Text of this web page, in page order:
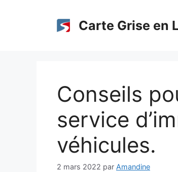
Carte Grise en
Conseils
service
véhicules.
2 mars 2022 par Amandine